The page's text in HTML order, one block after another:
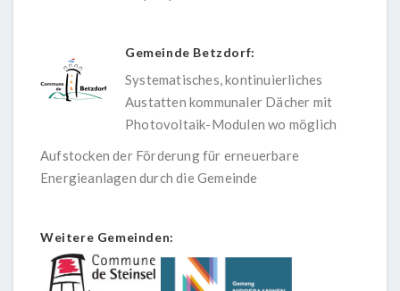
Gemeinde Betzdorf:
Systematisches, kontinuierliches
Austatten kommunaler Dächer mit
Photovoltaik-Modulen wo möglich
Aufstocken der Förderung für erneuerbare
Energieanlagen durch die Gemeinde
Weitere Gemeinden: